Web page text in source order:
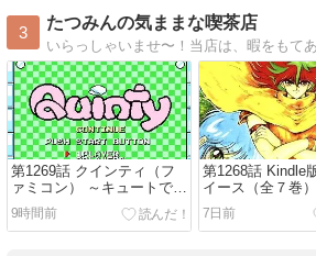
3
たつみんの気ままな喫茶店
第1269話 クインティ（フ
ァミコン） ～キュートで明
るいサスペンス劇場？～
9時間前
第1268話 Kindle
イース（全７巻
てみた
7日前